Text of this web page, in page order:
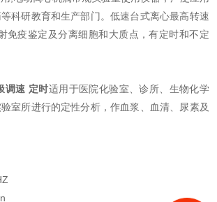
科研教育和生产部门。低速台式离心最高转速
免疫鉴定及分离细胞和大质点，有定时和不定
调速 定时适用于医院化验室、诊所、生物化学
室所进行的定性分析，作血浆、血清、尿素及